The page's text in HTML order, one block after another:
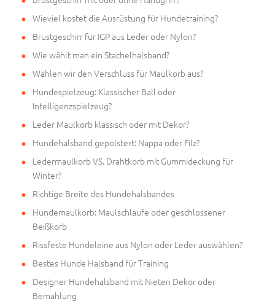
Wieviel kostet die Ausrüstung für Hundetraining?
Brustgeschirr für IGP aus Leder oder Nylon?
Wie wählt man ein Stachelhalsband?
Wählen wir den Verschluss für Maulkorb aus?
Hundespielzeug: Klassischer Ball oder
Intelligenzspielzeug?
Leder Maulkorb klassisch oder mit Dekor?
Hundehalsband gepolstert: Nappa oder Filz?
Ledermaulkorb VS. Drahtkorb mit Gummideckung für
Winter?
Richtige Breite des Hundehalsbandes
Hundemaulkorb: Maulschlaufe oder geschlossener
Beißkorb
Rissfeste Hundeleine aus Nylon oder Leder auswählen?
Bestes Hunde Halsband für Training
Designer Hundehalsband mit Nieten Dekor oder
Bemahlung